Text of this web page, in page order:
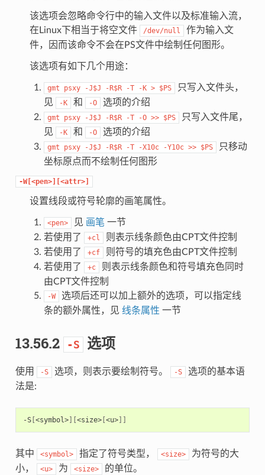
该选项会忽略命令行中的输入文件以及标准输入流，
在Linux下相当于将空文件
/dev/null
作为输入文
件，因而该命令不会在PS文件中绘制任何图形。
该选项有如下几个用途：
gmt psxy -J$J -R$R -T -K > $PS
只写入文件头，
见
-K 和 -O 选项的介绍
gmt psxy -J$J -R$R -T -O >> $PS
只写入文件尾，
见
-K 和 -O 选项的介绍
gmt psxy -J$J -R$R -T -X10c -Y10c >> $PS
只移动
坐标原点而不绘制任何图形
-W[<pen>][<attr>]
设置线段或符号轮廓的画笔属性。
<pen> 见 画笔 一节
若使用了
+cl
则表示线条颜色由CPT文件控制
若使用了
+cf
则符号的填充色由CPT文件控制
若使用了
+c
则表示线条颜色和符号填充色同时
由CPT文件控制
-W
选项后还可以加上额外的选项，可以指定线
条的额外属性，见 线条属性 一节
13.56.2 -S 选项
使用 -S 选项，则表示要绘制符号。 -S
选项的基本语
法是:
-S[<symbol>][<size>[<u>]]
其中 <symbol> 指定了符号类型， <size>
为符号的大
小，
<u> 为 <size> 的单位。